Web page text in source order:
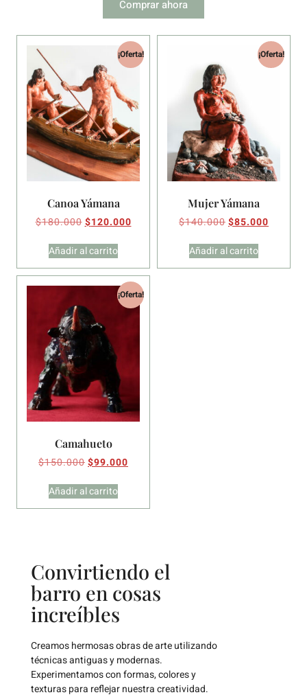
Comprar ahora
¡Oferta!
Canoa Yámana
$180.000 $120.000
Añadir al carrito
¡Oferta!
Mujer Yámana
$140.000$85.000
Añadir al carrito
¡Oferta!
Camahueto
$150.000$99.000
Añadir al carrito
Convirtiendo el
barro en cosas
increíbles
Creamos hermosas obras de arte utilizando
técnicas antiguas y modernas.
Experimentamos con formas, colores y
texturas para reflejar nuestra creatividad.